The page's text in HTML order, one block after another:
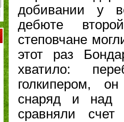
добивании у
дебюте
степовчане
этот раз
хватило:
голкипером,
снаряд и над
сравняли